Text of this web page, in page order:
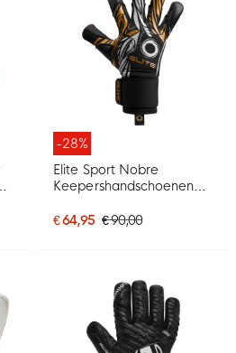
-28%
Elite Sport Nobre
Keepershandschoenen
€ 64,95 € 90,00